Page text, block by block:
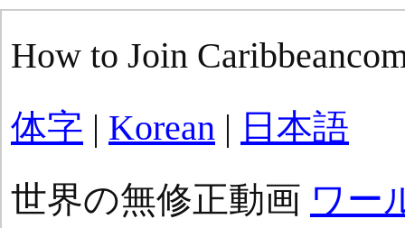
How to Join
体字 | Korean | 日本語
世界の無修正動画 ワー